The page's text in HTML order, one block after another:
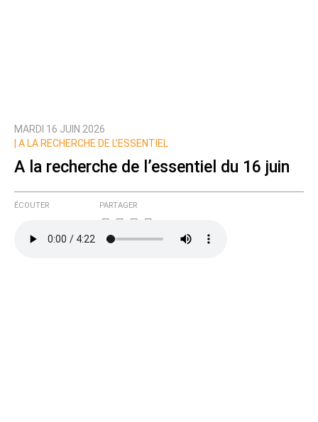
MARDI 16 JUIN 2026
A LA RECHERCHE DE L’ESSENTIEL
A la recherche de l’essentiel du 16 juin
ÉCOUTER PARTAGER